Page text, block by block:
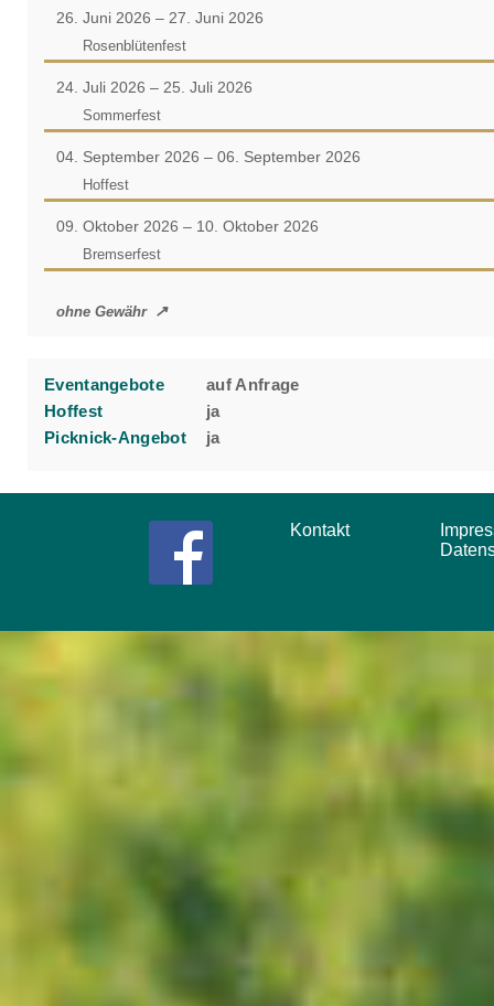
26. Juni 2026 – 27. Juni 2026
Rosenblütenfest
24. Juli 2026 – 25. Juli 2026
Sommerfest
04. September 2026 – 06. September 2026
Hoffest
09. Oktober 2026 – 10. Oktober 2026
Bremserfest
ohne Gewähr
Eventangebote
auf Anfrage
Hoffest
ja
Picknick-Angebot
ja
Kontakt